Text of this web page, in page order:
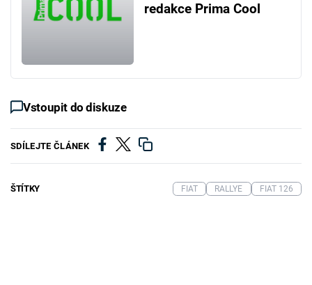
redakce Prima Cool
Vstoupit do diskuze
SDÍLEJTE ČLÁNEK
ŠTÍTKY FIAT RALLYE FIAT 126